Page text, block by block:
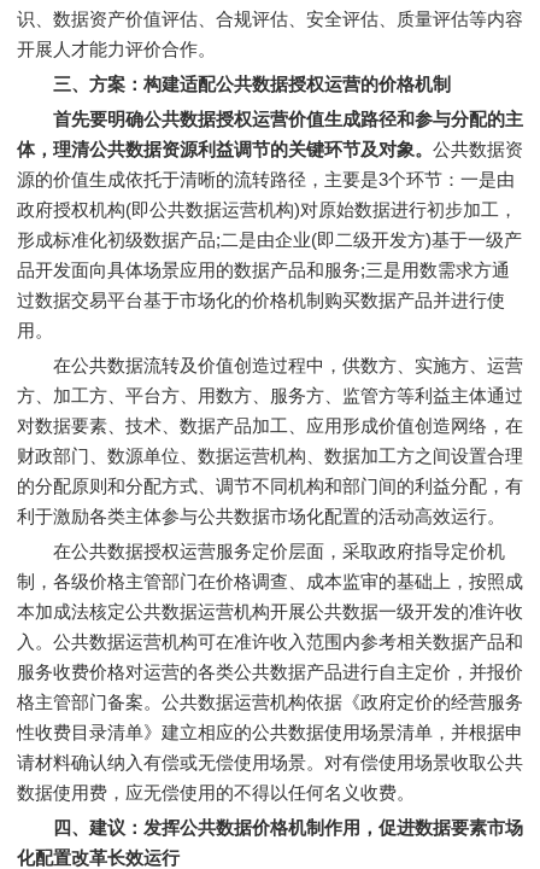
识、数据资产价值评估、合规评估、安全评估、质量评估等内容
开展人才能力评价合作。
三、方案：构建适配公共数据授权运营的价格机制
首先要明确公共数据授权运营价值生成路径和参与分配的主
体，理清公共数据资源利益调节的关键环节及对象。 公共数据资
源的价值生成依托于清晰的流转路径，主要是3个环节：一是由
政府授权机构(即公共数据运营机构)对原始数据进行初步加工，
形成标准化初级数据产品;二是由企业(即二级开发方)基于一级产
品开发面向具体场景应用的数据产品和服务;三是用数需求方通
过数据交易平台基于市场化的价格机制购买数据产品并进行使
用。
在公共数据流转及价值创造过程中，供数方、实施方、运营
方、加工方、平台方、用数方、服务方、监管方等利益主体通过
对数据要素、技术、数据产品加工、应用形成价值创造网络，在
财政部门、数源单位、数据运营机构、数据加工方之间设置合理
的分配原则和分配方式、调节不同机构和部门间的利益分配，有
利于激励各类主体参与公共数据市场化配置的活动高效运行。
在公共数据授权运营服务定价层面，采取政府指导定价机
制，各级价格主管部门在价格调查、成本监审的基础上，按照成
本加成法核定公共数据运营机构开展公共数据一级开发的准许收
入。公共数据运营机构可在准许收入范围内参考相关数据产品和
服务收费价格对运营的各类公共数据产品进行自主定价，并报价
格主管部门备案。公共数据运营机构依据《政府定价的经营服务
性收费目录清单》建立相应的公共数据使用场景清单，并根据申
请材料确认纳入有偿或无偿使用场景。对有偿使用场景收取公共
数据使用费，应无偿使用的不得以任何名义收费。
四、建议：发挥公共数据价格机制作用，促进数据要素市场
化配置改革长效运行